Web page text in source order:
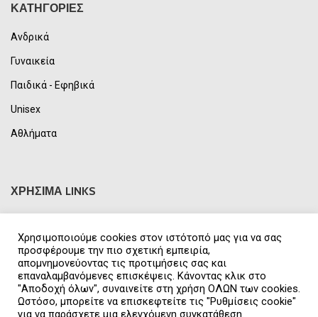
ΚΑΤΗΓΟΡΙΕΣ
Ανδρικά
Γυναικεία
Παιδικά - Εφηβικά
Unisex
Αθλήματα
ΧΡΗΣΙΜΑ LINKS
Αποστολή Προϊόντων
Τρόποι Πληρωμής
Όροι Χρήσης
Χρησιμοποιούμε cookies στον ιστότοπό μας για να σας
προσφέρουμε την πιο σχετική εμπειρία,
απομνημονεύοντας τις προτιμήσεις σας και
επαναλαμβανόμενες επισκέψεις. Κάνοντας κλικ στο
"Αποδοχή όλων", συναινείτε στη χρήση ΟΛΩΝ των cookies.
Ωστόσο, μπορείτε να επισκεφτείτε τις "Ρυθμίσεις cookie"
για να παράσχετε μια ελεγχόμενη συγκατάθεση.